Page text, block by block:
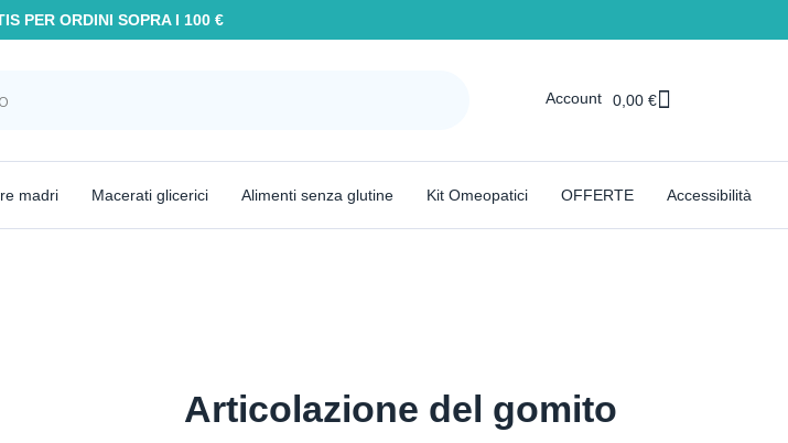
PER ORDINI SOPRA I 100 €
Account 0,00 €
madri Macerati glicerici Alimenti senza glutine Kit Omeopatici OFFERTE Accessibilità
Articolazione del gomito